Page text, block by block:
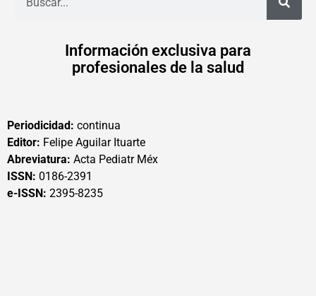
Información exclusiva para
profesionales de la salud
Periodicidad: continua
Editor: Felipe Aguilar Ituarte
Abreviatura: Acta Pediatr Méx
ISSN: 0186-2391
e-ISSN: 2395-8235